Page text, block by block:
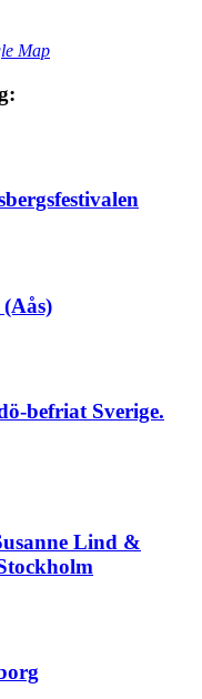
Map
befriat Sverige.
Lind &